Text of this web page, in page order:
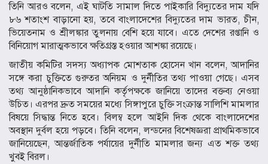
তিনি আরও বলেন, এই ঘাটতি সামাল দিতে পাইকারি বিদ্যুতের দাম যদি
৮৬ শতাংশ বাড়ানো হয়, তবে বাংলাদেশের বিদ্যুতের দাম ভারত, চীন,
ভিয়েতনাম ও শ্রীলঙ্কার তুলনায় বেশি হয়ে যাবে। এতে দেশের রপ্তানি ও
বিনিয়োগ মারাত্মকভাবে ক্ষতিগ্রস্ত হওয়ার আশঙ্কা রয়েছে।
জাতীয় কমিটির সদস্য অধ্যাপক মোশতাক হোসেন খান বলেন, আদানির
সঙ্গে করা চুক্তিতে গুরুতর অনিয়ম ও দুর্নীতির তথ্য পাওয়া গেছে। এসব
তথ্য আনুষ্ঠানিকভাবে আদানি কর্তৃপক্ষকে জানিয়ে তাদের বক্তব্য নেওয়া
উচিত। এরপর দ্রুত সময়ের মধ্যে সিঙ্গাপুরে চুক্তি সংক্রান্ত সালিশি মামলার
বিষয়ে সিদ্ধান্ত নিতে হবে। বিলম্ব হলে আইনি দিক থেকে বাংলাদেশের
অবস্থান দুর্বল হয়ে পড়বে। তিনি বলেন, লন্ডনের বিশেষজ্ঞরা প্রাথমিকভাবে
জানিয়েছেন, আন্তর্জাতিক পর্যায়ের দুর্নীতি মামলার জন্য এত শক্ত তথ্য
খুবই বিরল।